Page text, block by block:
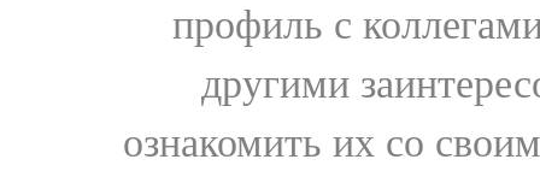
профиль с
другими
ознакомить их со